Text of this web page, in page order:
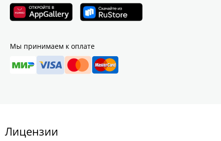
Мы принимаем к оплате
Лицензии